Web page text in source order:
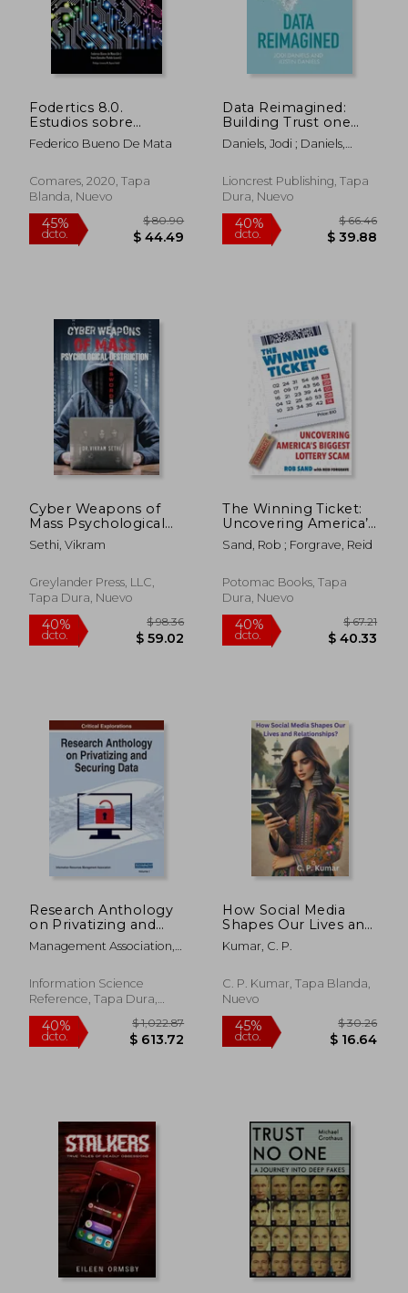
40%
dcto. $ 39.01 $
Fodertics 8.0.
Estudios sobre
tecnologías
disruptivas y justicia
Federico Bueno De Mata
Comares, 2020, Tapa
Blanda, Nuevo
Data Reimagined:
Building Trust one
Byte at a Time (en
Inglés)
Daniels, Jodi ; Daniels,
Lioncrest Publishing, Tapa
Dura, Nuevo
Cyber Weapons of
Mass Psychological
Destruction: and the
People Who Use
Sethi, Vikram
Greylander Press, LLC,
Tapa Dura, Nuevo
$ 59.02
The Winning Ticket:
Uncovering America’S
Biggest Lottery Scam
(en Inglés)
Sand, Rob ; Forgrave, Reid
Potomac Books, Tapa
Dura, Nuevo
Research Anthology
on Privatizing and
Securing Data, VOL 1
(en Inglés)
Management Association,
Information Science
Reference, Tapa Dura,
Nuevo
How Social Media
Shapes Our Lives and
Relationships? (en
Inglés)
Kumar, C. P.
C. P. Kumar, Tapa Blanda,
Nuevo